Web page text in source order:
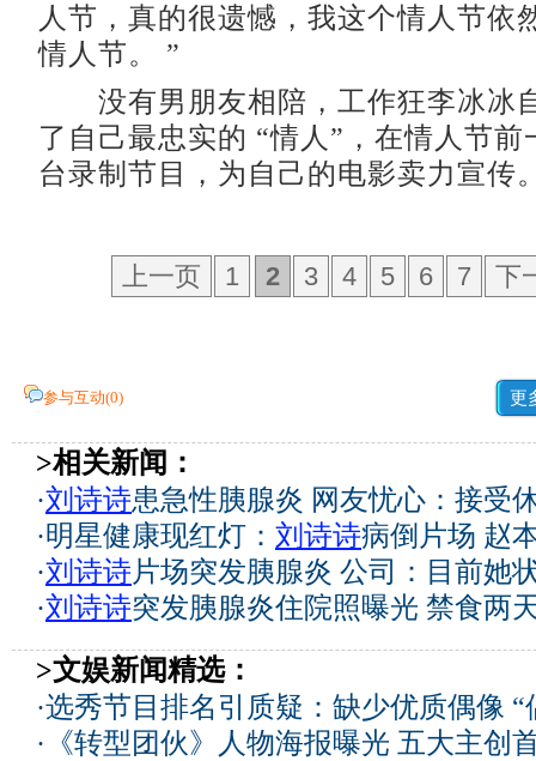
人节，真的很遗憾，我这个情人节依
情人节。 ”
没有男朋友相陪，工作狂李冰冰
了自己最忠实的 “情人”，在情人节前
台录制节目，为自己的电影卖力宣传
上一页 1 2 3 4 5 6 7 下
参与互动(0) 更
>相关新闻：
·刘诗诗患急性胰腺炎 网友忧心：接受
·明星健康现红灯： 刘诗诗病倒片场 赵
·刘诗诗片场突发胰腺炎 公司：目前她
·刘诗诗突发胰腺炎住院照曝光 禁食两
>文娱新闻精选：
·选秀节目排名引质疑：缺少优质偶像 “
· 《转型团伙》人物海报曝光 五大主创